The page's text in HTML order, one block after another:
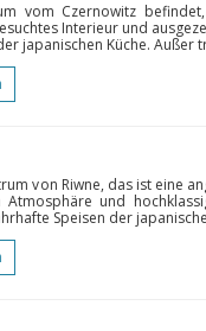
vom Czernowitz
Interieur und
japanischen Küche. Außer
von Riwne, das ist eine
und
Speisen der